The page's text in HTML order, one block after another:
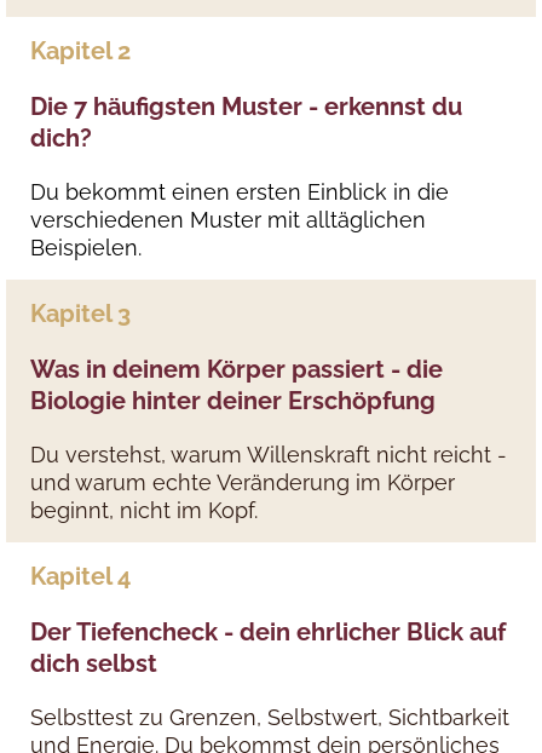
Kapitel 2
Die 7 häufigsten Muster - erkennst du
dich?
Du bekommt einen ersten Einblick in die
verschiedenen Muster mit alltäglichen
Beispielen.
Kapitel 3
Was in deinem Körper passiert - die
Biologie hinter deiner Erschöpfung
Du verstehst, warum Willenskraft nicht reicht -
und warum echte Veränderung im Körper
beginnt, nicht im Kopf.
Kapitel 4
Der Tiefencheck - dein ehrlicher Blick auf
dich selbst
Selbsttest zu Grenzen, Selbstwert, Sichtbarkeit
und Energie. Du bekommst dein persönliches